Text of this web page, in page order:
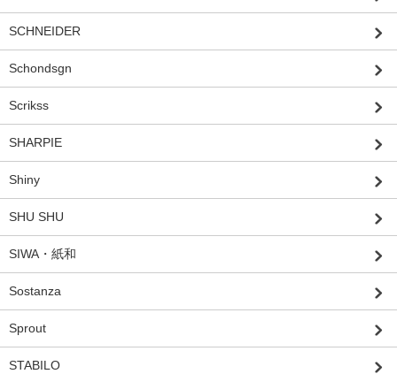
SCHNEIDER
Schondsgn
Scrikss
SHARPIE
Shiny
SHU SHU
SIWA・紙和
Sostanza
Sprout
STABILO